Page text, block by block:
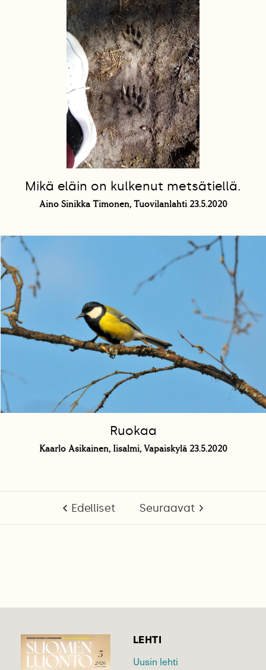
Mikä eläin on kulkenut metsätiellä.
Aino Sinikka Timonen, Tuovilanlahti 23.5.2020
Ruokaa
Kaarlo Asikainen, Iisalmi, Vapaiskylä 23.5.2020
Edelliset Seuraavat
LEHTI
Uusin lehti